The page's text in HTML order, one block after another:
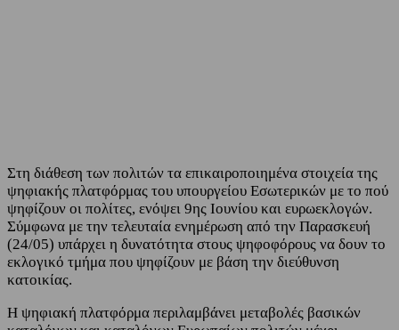
Στη διάθεση των πολιτών τα επικαιροποιημένα στοιχεία της
ψηφιακής πλατφόρμας του υπουργείου Εσωτερικών με το πού
ψηφίζουν οι πολίτες, ενόψει 9ης Ιουνίου και ευρωεκλογών.
Σύμφωνα με την τελευταία ενημέρωση από την Παρασκευή
(24/05) υπάρχει η δυνατότητα στους ψηφοφόρους να δουν το
εκλογικό τμήμα που ψηφίζουν με βάση την διεύθυνση
κατοικίας.
Η ψηφιακή πλατφόρμα περιλαμβάνει μεταβολές βασικών